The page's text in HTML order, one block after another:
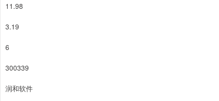
11.98
3.19
6
300339
润和软件